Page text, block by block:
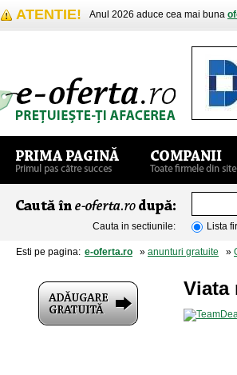
ATENTIE! Anul 2026 aduce cea mai buna
Cauta in sectiunile: Lista
Esti pe pagina: e-oferta.ro » anunturi gratuite »
Viata